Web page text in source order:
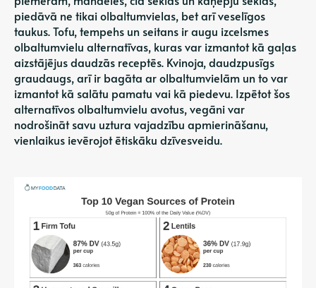
piedāvā ne tikai olbaltumvielas, bet arī veselīgos
taukus. Tofu, tempehs un seitans ir augu izcelsmes
olbaltumvielu alternatīvas, kuras var izmantot kā gaļas
aizstājējus daudzās receptēs. Kvinoja, daudzpusīgs
graudaugs, arī ir bagāta ar olbaltumvielām un to var
izmantot kā salātu pamatu vai kā piedevu. Izpētot šos
alternatīvos olbaltumvielu avotus, vegāni var
nodrošināt savu uztura vajadzību apmierināšanu,
vienlaikus ievērojot ētiskāku dzīvesveidu.